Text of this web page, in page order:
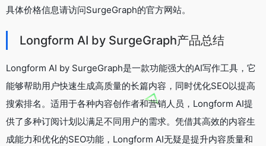
具体价格信息请访问SurgeGraph的官方网站。
Longform AI by SurgeGraph产品总结
Longform AI by SurgeGraph是一款功能强大的AI写作工具，它
能够帮助用户快速生成高质量的长篇内容，同时优化SEO以提高
搜索排名。适用于各种内容创作者和营销人员，Longform AI提
供了多种订阅计划以满足不同用户的需求。凭借其高效的内容生
成能力和优化的SEO功能，Longform AI无疑是提升内容质量和